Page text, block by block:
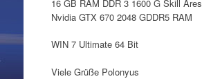
16 GB RAM DDR 3 1600 G Skill Ares
Nvidia GTX 670 2048 GDDR5 RAM
WIN 7 Ultimate 64 Bit
Viele Grüße Polonyus